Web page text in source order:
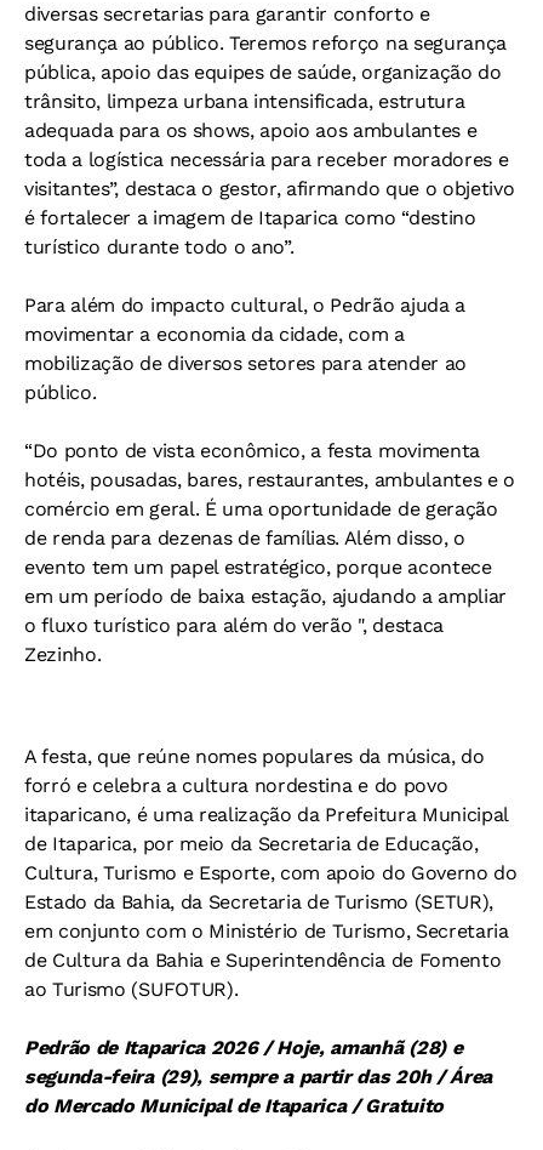
diversas secretarias para garantir conforto e
segurança ao público. Teremos reforço na segurança
pública, apoio das equipes de saúde, organização do
trânsito, limpeza urbana intensificada, estrutura
adequada para os shows, apoio aos ambulantes e
toda a logística necessária para receber moradores e
visitantes”, destaca o gestor, afirmando que o objetivo
é fortalecer a imagem de Itaparica como “destino
turístico durante todo o ano”.
Para além do impacto cultural, o Pedrão ajuda a
movimentar a economia da cidade, com a
mobilização de diversos setores para atender ao
público.
“Do ponto de vista econômico, a festa movimenta
hotéis, pousadas, bares, restaurantes, ambulantes e o
comércio em geral. É uma oportunidade de geração
de renda para dezenas de famílias. Além disso, o
evento tem um papel estratégico, porque acontece
em um período de baixa estação, ajudando a ampliar
o fluxo turístico para além do verão ", destaca
Zezinho.
A festa, que reúne nomes populares da música, do
forró e celebra a cultura nordestina e do povo
itaparicano, é uma realização da Prefeitura Municipal
de Itaparica, por meio da Secretaria de Educação,
Cultura, Turismo e Esporte, com apoio do Governo do
Estado da Bahia, da Secretaria de Turismo (SETUR),
em conjunto com o Ministério de Turismo, Secretaria
de Cultura da Bahia e Superintendência de Fomento
ao Turismo (SUFOTUR).
Pedrão de Itaparica 2026 / Hoje, amanhã (28) e
segunda-feira (29), sempre a partir das 20h / Área
do Mercado Municipal de Itaparica / Gratuito